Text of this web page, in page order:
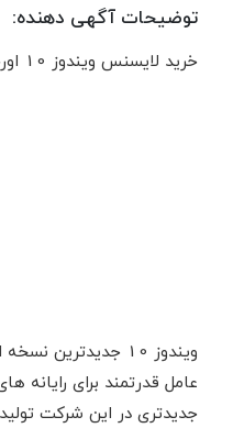
توضیحات آگهی دهنده:
خرید لایسنس ویندوز 10 اورجینال: ویندوز اورجینال - لایسنس ویندوز - Windows 10 Original License Key
عامل قدرتمند برای